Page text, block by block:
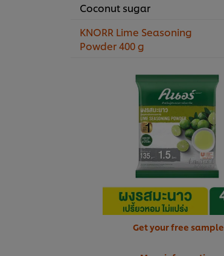
Coconut sugar
KNORR Lime Seasoning
Powder 400 g
Get your free sample